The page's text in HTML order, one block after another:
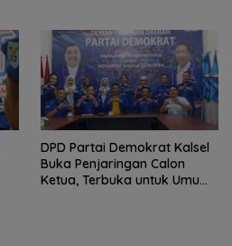
DPD Partai Demokrat Kalsel
Buka Penjaringan Calon
Ketua, Terbuka untuk Umum